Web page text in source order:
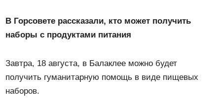
В Горсовете рассказали, кто может получить
наборы с продуктами питания
Завтра, 18 августа, в Балаклее можно будет
получить гуманитарную помощь в виде пищевых
наборов.